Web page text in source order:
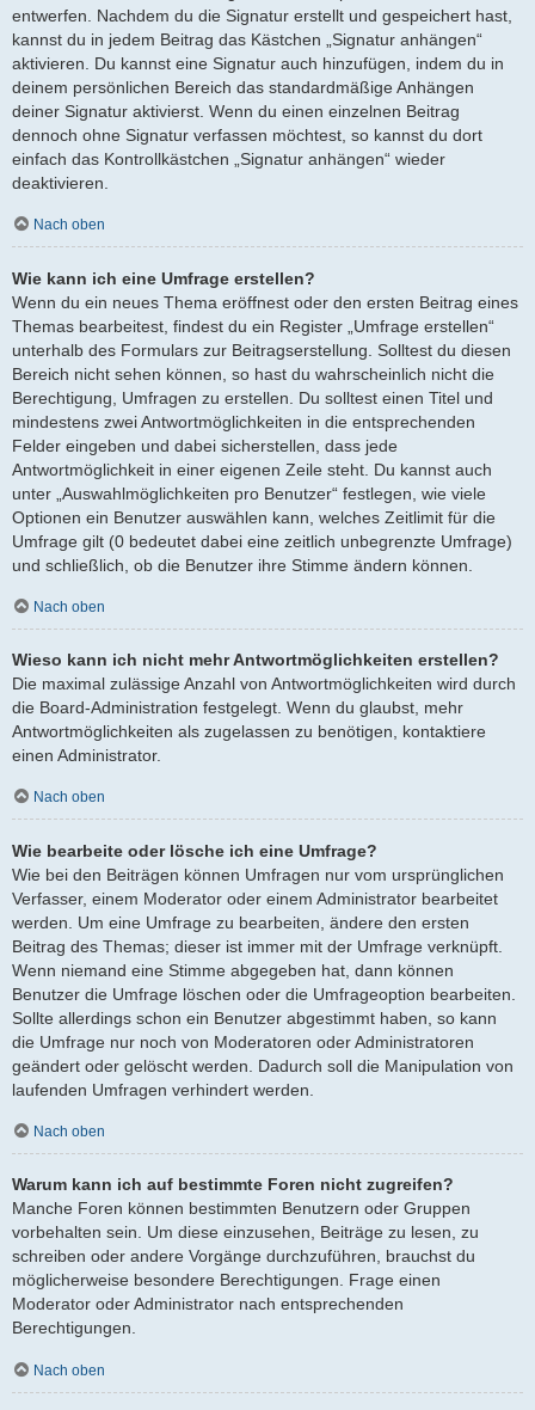
entwerfen. Nachdem du die Signatur erstellt und gespeichert hast,
kannst du in jedem Beitrag das Kästchen „Signatur anhängen“
aktivieren. Du kannst eine Signatur auch hinzufügen, indem du in
deinem persönlichen Bereich das standardmäßige Anhängen
deiner Signatur aktivierst. Wenn du einen einzelnen Beitrag
dennoch ohne Signatur verfassen möchtest, so kannst du dort
einfach das Kontrollkästchen „Signatur anhängen“ wieder
deaktivieren.
Nach oben
Wie kann ich eine Umfrage erstellen?
Wenn du ein neues Thema eröffnest oder den ersten Beitrag eines
Themas bearbeitest, findest du ein Register „Umfrage erstellen“
unterhalb des Formulars zur Beitragserstellung. Solltest du diesen
Bereich nicht sehen können, so hast du wahrscheinlich nicht die
Berechtigung, Umfragen zu erstellen. Du solltest einen Titel und
mindestens zwei Antwortmöglichkeiten in die entsprechenden
Felder eingeben und dabei sicherstellen, dass jede
Antwortmöglichkeit in einer eigenen Zeile steht. Du kannst auch
unter „Auswahlmöglichkeiten pro Benutzer“ festlegen, wie viele
Optionen ein Benutzer auswählen kann, welches Zeitlimit für die
Umfrage gilt (0 bedeutet dabei eine zeitlich unbegrenzte Umfrage)
und schließlich, ob die Benutzer ihre Stimme ändern können.
Nach oben
Wieso kann ich nicht mehr Antwortmöglichkeiten erstellen?
Die maximal zulässige Anzahl von Antwortmöglichkeiten wird durch
die Board-Administration festgelegt. Wenn du glaubst, mehr
Antwortmöglichkeiten als zugelassen zu benötigen, kontaktiere
einen Administrator.
Nach oben
Wie bearbeite oder lösche ich eine Umfrage?
Wie bei den Beiträgen können Umfragen nur vom ursprünglichen
Verfasser, einem Moderator oder einem Administrator bearbeitet
werden. Um eine Umfrage zu bearbeiten, ändere den ersten
Beitrag des Themas; dieser ist immer mit der Umfrage verknüpft.
Wenn niemand eine Stimme abgegeben hat, dann können
Benutzer die Umfrage löschen oder die Umfrageoption bearbeiten.
Sollte allerdings schon ein Benutzer abgestimmt haben, so kann
die Umfrage nur noch von Moderatoren oder Administratoren
geändert oder gelöscht werden. Dadurch soll die Manipulation von
laufenden Umfragen verhindert werden.
Nach oben
Warum kann ich auf bestimmte Foren nicht zugreifen?
Manche Foren können bestimmten Benutzern oder Gruppen
vorbehalten sein. Um diese einzusehen, Beiträge zu lesen, zu
schreiben oder andere Vorgänge durchzuführen, brauchst du
möglicherweise besondere Berechtigungen. Frage einen
Moderator oder Administrator nach entsprechenden
Berechtigungen.
Nach oben